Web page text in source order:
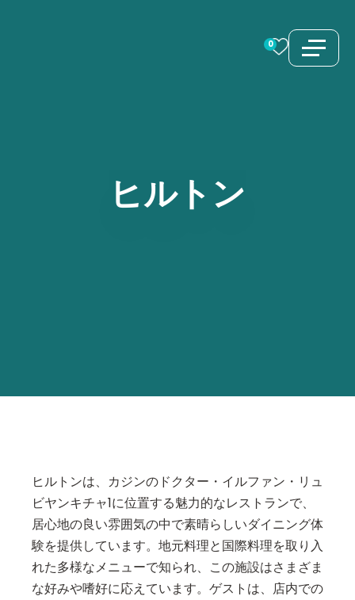
0
ヒルトン
ヒルトンは、カジンのドクター・イルファン・リュ
ビヤンキチャ1に位置する魅力的なレストランで、
居心地の良い雰囲気の中で素晴らしいダイニング体
験を提供しています。地元料理と国際料理を取り入
れた多様なメニューで知られ、この施設はさまざま
な好みや嗜好に応えています。ゲストは、店内での